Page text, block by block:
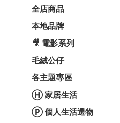
全店商品
本地品牌
🎥 電影系列
毛絨公仔
各主題專區
Ⓗ 家居生活
Ⓟ 個人生活選物